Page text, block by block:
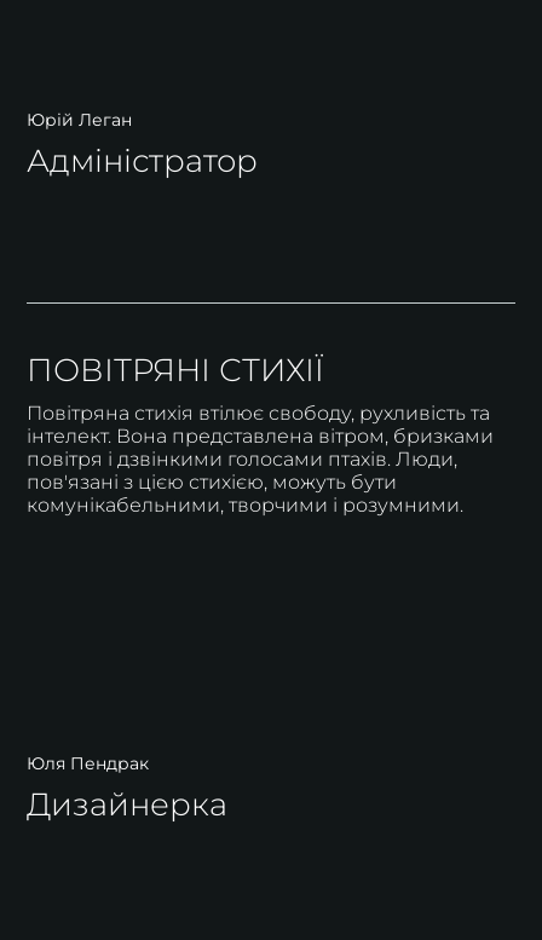
Юрій Леган
Адміністратор
ПОВІТРЯНІ СТИХІЇ
Повітряна стихія втілює свободу, рухливість та
інтелект. Вона представлена вітром, бризками
повітря і дзвінкими голосами птахів. Люди,
пов'язані з цією стихією, можуть бути
комунікабельними, творчими і розумними.
Юля Пендрак
Дизайнерка